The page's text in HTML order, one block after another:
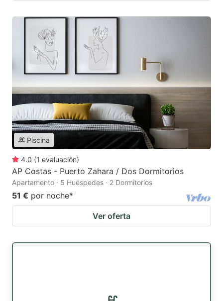
Piscina
4.0 (1 evaluación)
AP Costas - Puerto Zahara / Dos Dormitorios
Apartamento · 5 Huéspedes · 2 Dormitorios
51 € por noche*
Ver oferta